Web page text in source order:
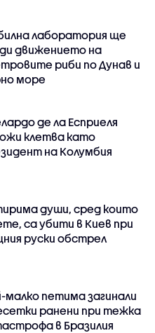
лаборатория ще
движението на
риби по Дунав и
море
де ла Есприеля
клетва като
на Колумбия
души, сред които
са убити в Киев при
руски обстрел
малко петима загинали
ранени при тежка
в Бразилия